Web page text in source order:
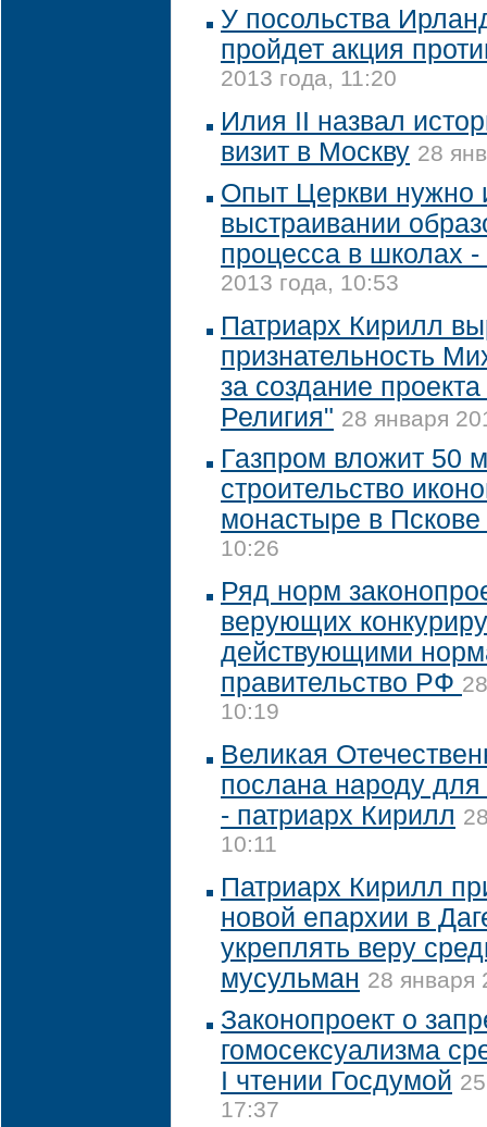
У посольства
пройдет акция
2013 года, 11:20
Илия II назвал
визит в Москву 28
Опыт Церкви нужно
выстраивании
процесса в школах
2013 года, 10:53
Патриарх Кирилл
признательность
за создание
Религия" 28 января
Газпром вложит 50
строительство
монастыре в Пскове
10:26
Ряд норм
верующих
действующими
правительство РФ
10:19
Великая
послана народу для
- патриарх Кирилл
10:11
Патриарх Кирилл
новой епархии в
укреплять веру
мусульман 28 января
Законопроект о
гомосексуализма
I чтении Госдумой
17:37